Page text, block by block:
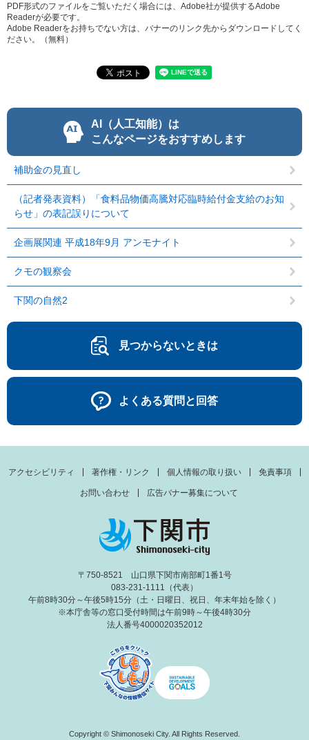
PDF形式のファイルをご覧いただく場合には、Adobe社が提供するAdobe
Readerが必要です。
Adobe Readerをお持ちでない方は、バナーのリンク先からダウンロードしてく
ださい。（無料）
AI（人工知能）は
こんなページをおすすめします
補助金の見直し
（記者発表資料）「食料品物価高騰対応臨時給付金支給のお知
らせ」の表記誤りについて
企画展関連 平成18年9月 アンモナイト
クモの観察会
下関の自然2
見つからないときは
よくある質問と回答
アクセシビリティ 著作権・リンク 個人情報の取り扱い 免責事項
お問い合わせ 広告バナー募集について
〒750-8521 山口県下関市南部町1番1号
083-231-1111（代表）
午前8時30分～午後5時15分（土・日曜日、祝日、年末年始を除く）
※本庁舎等の窓口受付時間は午前9時～午後4時30分
法人番号4000020352012
Copyright © Shimonoseki City. All Rights Reserved.